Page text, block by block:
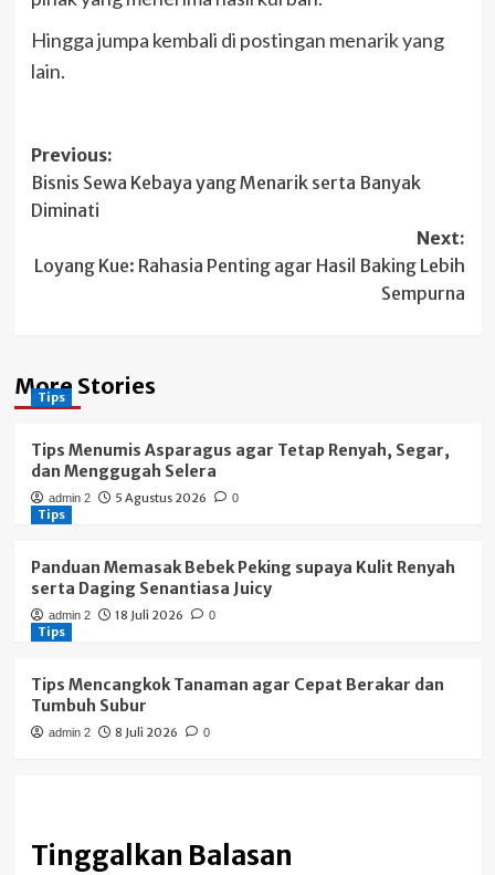
Hingga jumpa kembali di postingan menarik yang
lain.
Post
navigation
Previous:
Bisnis Sewa Kebaya yang Menarik serta Banyak
Diminati
Next:
Loyang Kue: Rahasia Penting agar Hasil Baking Lebih
Sempurna
More Stories
Tips
Tips Menumis Asparagus agar Tetap Renyah, Segar,
dan Menggugah Selera
admin 2 5 Agustus 2026 0
Tips
Panduan Memasak Bebek Peking supaya Kulit Renyah
serta Daging Senantiasa Juicy
admin 2 18 Juli 2026 0
Tips
Tips Mencangkok Tanaman agar Cepat Berakar dan
Tumbuh Subur
admin 2 8 Juli 2026 0
Tinggalkan Balasan